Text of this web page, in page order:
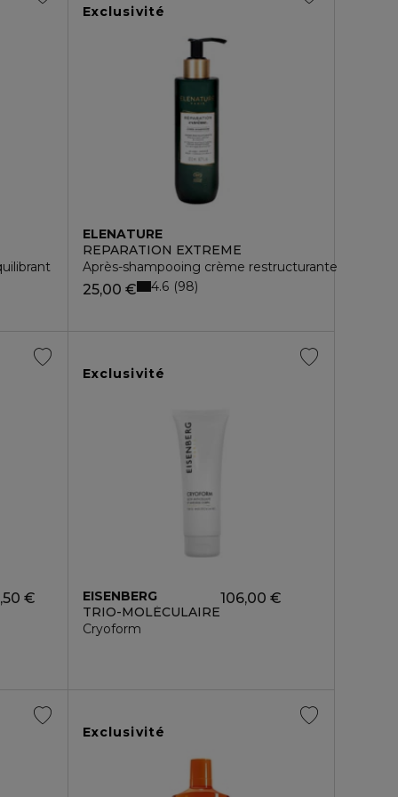
Exclusivité
ELENATURE
REPARATION EXTREME
Après-shampooing crème restructurante
25,00 € 4.6 98
€
Exclusivité
EISENBERG
TRIO-MOLÉCULAIRE
Cryoform
106,00 €
Exclusivité